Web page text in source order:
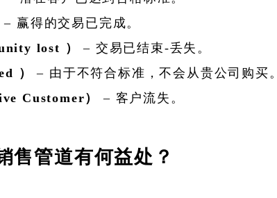
– 赢得的交易已完成。
lost ）– 交易已结束-丢失。
）– 由于不符合标准，不会从贵公司购买。
Customer）– 客户流失。
售管道有何益处？